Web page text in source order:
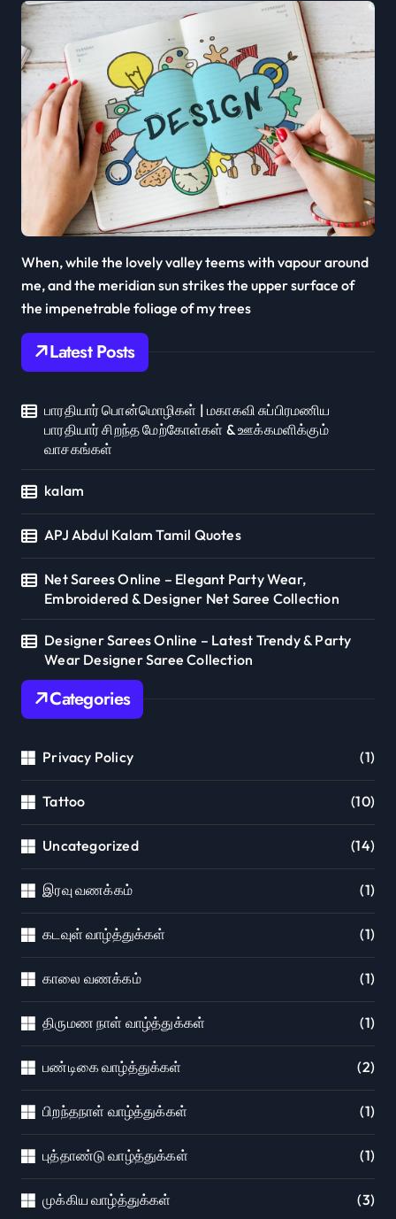
When, while the lovely valley teems with vapour around
me, and the meridian sun strikes the upper surface of
the impenetrable foliage of my trees
Latest Posts
பாரதியார் பொன்மொழிகள் | மகாகவி சுப்பிரமணிய
பாரதியார் சிறந்த மேற்கோள்கள் & ஊக்கமளிக்கும்
வாசகங்கள்
kalam
APJ Abdul Kalam Tamil Quotes
Net Sarees Online – Elegant Party Wear,
Embroidered & Designer Net Saree Collection
Designer Sarees Online – Latest Trendy & Party
Wear Designer Saree Collection
Categories
Privacy Policy (1)
Tattoo (10)
Uncategorized (14)
இரவு வணக்கம் (1)
கடவுள் வாழ்த்துக்கள் (1)
காலை வணக்கம் (1)
திருமண நாள் வாழ்த்துக்கள் (1)
பண்டிகை வாழ்த்துக்கள் (2)
பிறந்தநாள் வாழ்த்துக்கள் (1)
புத்தாண்டு வாழ்த்துக்கள் (1)
முக்கிய வாழ்த்துக்கள் (3)